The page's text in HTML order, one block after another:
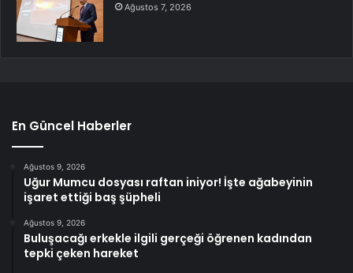
Ağustos 7, 2026
En Güncel Haberler
Ağustos 9, 2026
Uğur Mumcu dosyası raftan iniyor! İşte ağabeyinin
işaret ettiği baş şüpheli
Ağustos 9, 2026
Buluşacağı erkekle ilgili gerçeği öğrenen kadından
tepki çeken hareket